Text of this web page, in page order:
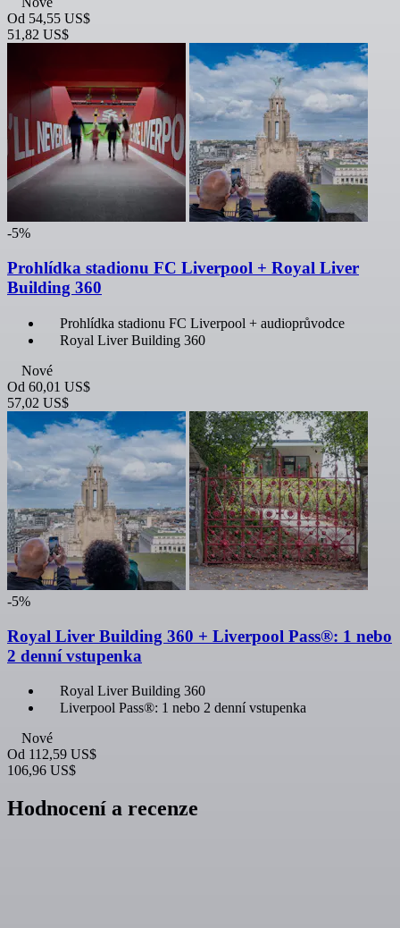
Od 54,55 US$
51,82 US$
-5%
Prohlídka stadionu FC Liverpool + Royal Liver
Building 360
Prohlídka stadionu FC Liverpool + audioprůvodce
Royal Liver Building 360
Nové
Od 60,01 US$
57,02 US$
-5%
Royal Liver Building 360 + Liverpool Pass®: 1 nebo
2 denní vstupenka
Royal Liver Building 360
Liverpool Pass®: 1 nebo 2 denní vstupenka
Nové
Od 112,59 US$
106,96 US$
Hodnocení a recenze